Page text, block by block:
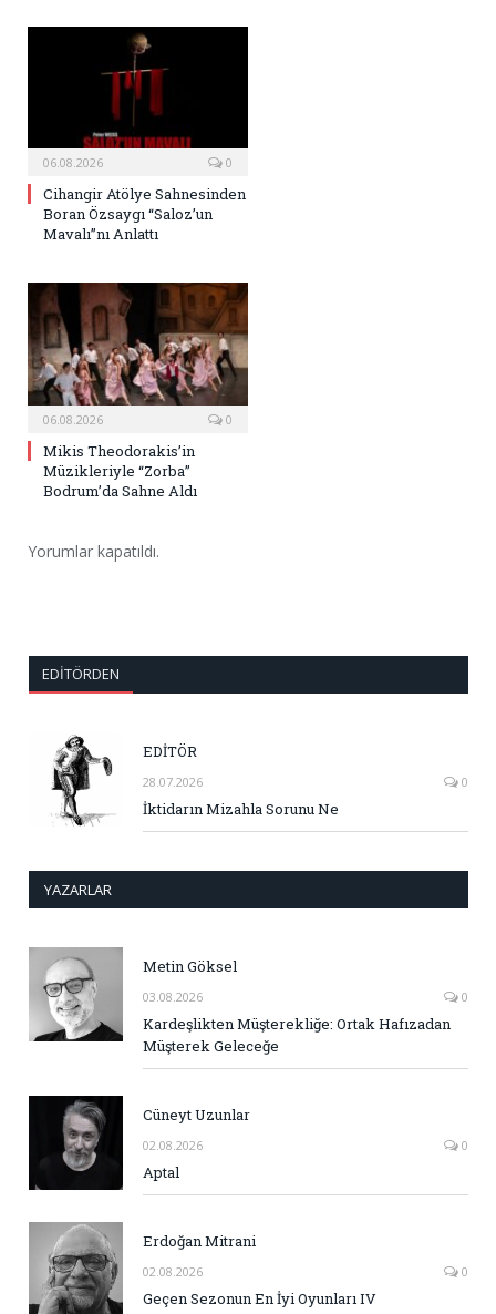
06.08.2026 0
Cihangir Atölye Sahnesinden
Boran Özsaygı “Saloz’un
Mavalı”nı Anlattı
06.08.2026 0
Mikis Theodorakis’in
Müzikleriyle “Zorba”
Bodrum’da Sahne Aldı
Yorumlar kapatıldı.
EDITÖRDEN
EDİTÖR
28.07.2026 0
İktidarın Mizahla Sorunu Ne
YAZARLAR
Metin Göksel
03.08.2026 0
Kardeşlikten Müşterekliğe: Ortak Hafızadan
Müşterek Geleceğe
Cüneyt Uzunlar
02.08.2026 0
Aptal
Erdoğan Mitrani
02.08.2026 0
Geçen Sezonun En İyi Oyunları IV